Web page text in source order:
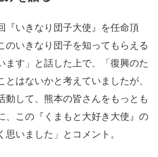
『いきなり団子大使』を任命頂
のいきなり団子を知ってもらえる
ます」と話した上で、「復興のた
はないかと考えていましたが、
動して、熊本の皆さんをもっとも
、この『くまもと大好き大使』の
いました」とコメント。